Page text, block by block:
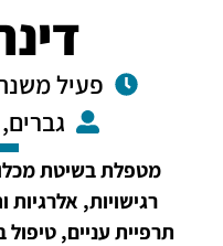
פעיל משנת
מטפלת בשיטת
תרפיית עניים,